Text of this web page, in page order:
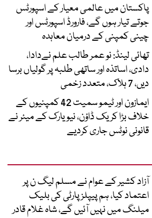
پاکستان میں عالمی معیار کے اسپورٹس
جوتے تیار ہوں گے، فارورڈ اسپورٹس اور
چینی کمپنی کے درمیان معاہدہ
تھائی لینڈ: نو عمر طالب علم نےدادا،
دادی، اساتذہ اور ساتھی طلبہ پر گولیاں برسا
دیں، 7 ہلاک، متعدد زخمی
ایمازون اور ٹیمو سمیت 42 کمپنیوں کے
خلاف بڑا کریک ڈاؤن، نیویارک کے میئر نے
قانونی نوٹس جاری کردیے
آزاد کشیر کے عوام نے مسلم لیگ ن پر
اعتماد کیا، ہم پیپلز پارٹی کی بلیک
میلنگ میں نہیں آئیں گے، شاہ غلام قادر